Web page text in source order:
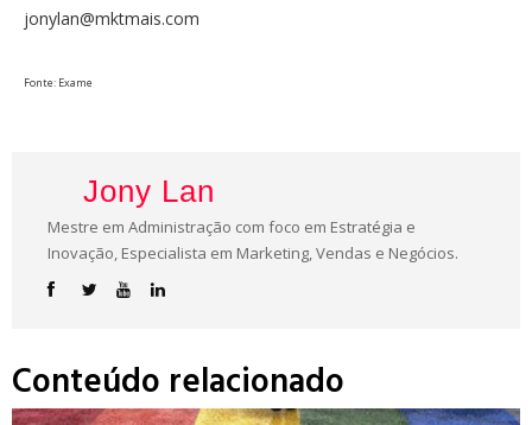
jonylan@mktmais.com
Fonte: Exame
Jony Lan
Mestre em Administração com foco em Estratégia e
Inovação, Especialista em Marketing, Vendas e Negócios.
Conteúdo relacionado